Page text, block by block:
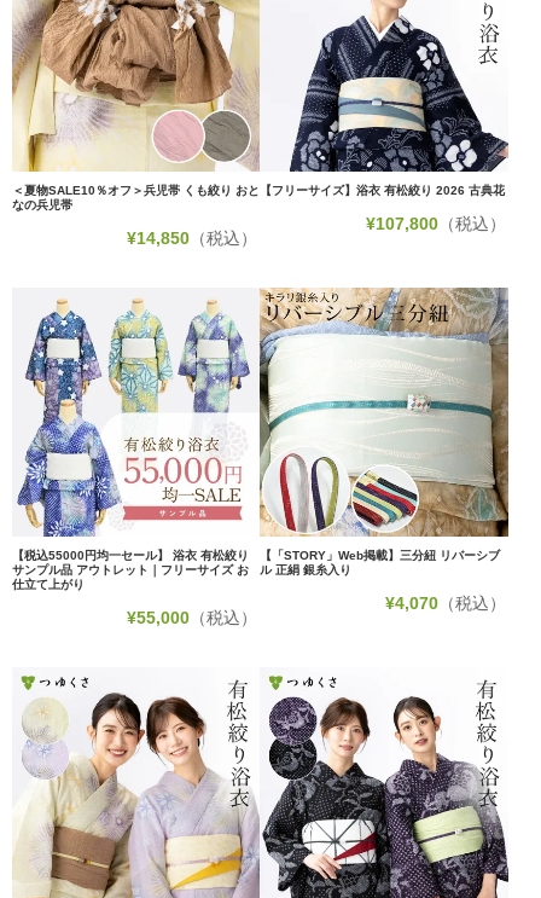
＜夏物SALE10％オフ＞兵児帯 くも絞り おと
なの兵児帯
¥14,850 （税込）
【フリーサイズ】浴衣 有松絞り 2026 古典花
¥107,800（税込）
【税込55000円均一セール】 浴衣 有松絞り
サンプル品 アウトレット｜フリーサイズ お
仕立て上がり
¥55,000 （税込）
【「STORY」Web掲載】三分紐 リバーシブ
ル 正絹 銀糸入り
¥4,070（税込）